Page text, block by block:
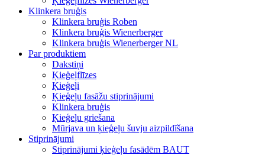
Klinkera bruģis
Klinkera bruģis Roben
Klinkera bruģis Wienerberger
Klinkera bruģis Wienerberger NL
Par produktiem
Dakstiņi
Ķieģeļflīzes
Ķieģeļi
Ķieģeļu fasāžu stiprinājumi
Klinkera bruģis
Ķieģeļu griešana
Mūrjava un ķieģeļu šuvju aizpildīšana
Stiprinājumi
Stiprinājumi ķieģeļu fasādēm BAUT